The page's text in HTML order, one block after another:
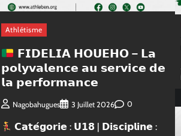
Athlétisme
𝗙𝗜𝗗𝗘𝗟𝗜𝗔 𝗛𝗢𝗨𝗘𝗛𝗢 – 𝗟𝗮
𝗽𝗼𝗹𝘆𝘃𝗮𝗹𝗲𝗻𝗰𝗲 𝗮𝘂 𝘀𝗲𝗿𝘃𝗶𝗰𝗲 𝗱𝗲
𝗹𝗮 𝗽𝗲𝗿𝗳𝗼𝗿𝗺𝗮𝗻𝗰𝗲
Nagobahugues 3 Juillet 2026 0
𝗖𝗮𝘁𝗲́𝗴𝗼𝗿𝗶𝗲 : 𝗨𝟭𝟴 | 𝗗𝗶𝘀𝗰𝗶𝗽𝗹𝗶𝗻𝗲 :